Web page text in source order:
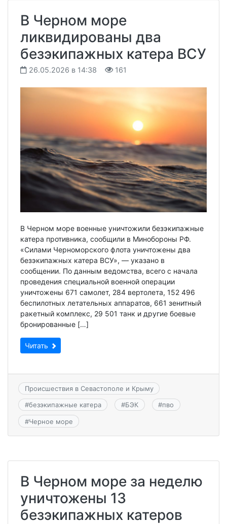
В Черном море
ликвидированы два
безэкипажных катера ВСУ
26.05.2026 в 14:38 161
В Черном море военные уничтожили безэкипажные
катера противника, сообщили в Минобороны РФ.
«Силами Черноморского флота уничтожены два
безэкипажных катера ВСУ», — указано в
сообщении. По данным ведомства, всего с начала
проведения специальной военной операции
уничтожены 671 самолет, 284 вертолета, 152 496
беспилотных летательных аппаратов, 661 зенитный
ракетный комплекс, 29 501 танк и другие боевые
бронированные […]
Читать
Происшествия в Севастополе и Крыму
#безэкипажные катера #БЭК #пво
#Черное море
В Черном море за неделю
уничтожены 13
безэкипажных катеров